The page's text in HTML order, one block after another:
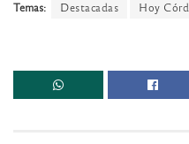
Temas: Destacadas Hoy